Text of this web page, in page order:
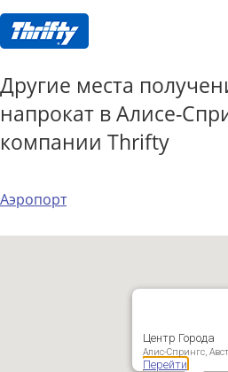
Другие места
напрокат в Алисе-
компании Thrifty
Аэропорт
Центр Города
Алис-Спрингс,
Перейти